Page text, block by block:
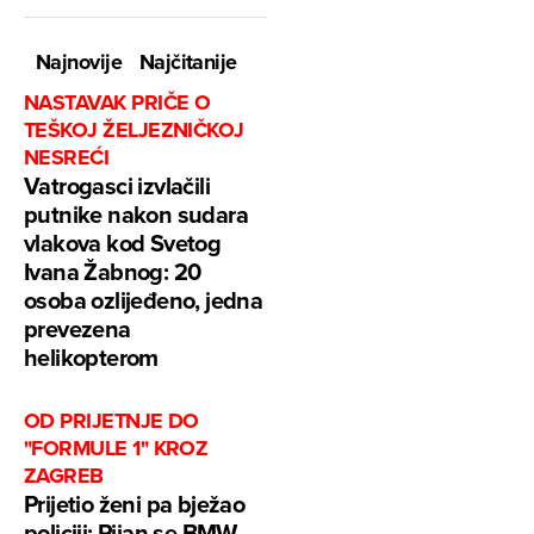
Najnovije
Najčitanije
NASTAVAK PRIČE O
TEŠKOJ ŽELJEZNIČKOJ
NESREĆI
Vatrogasci izvlačili
putnike nakon sudara
vlakova kod Svetog
Ivana Žabnog: 20
osoba ozlijeđeno, jedna
prevezena
helikopterom
OD PRIJETNJE DO
"FORMULE 1" KROZ
ZAGREB
Prijetio ženi pa bježao